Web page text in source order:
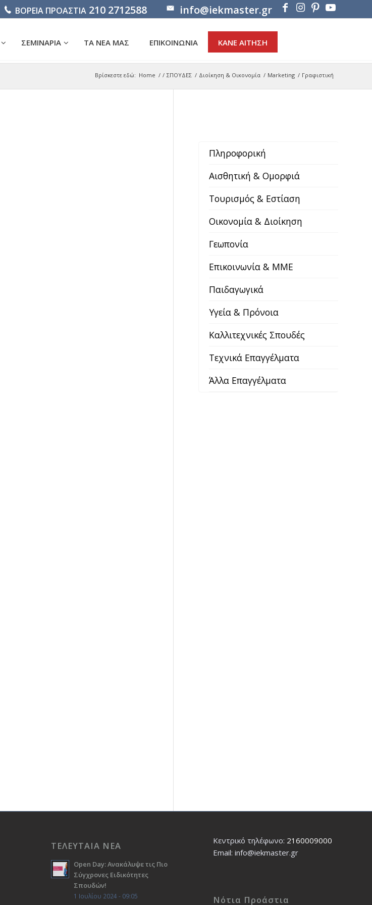
ΒΟΡΕΙΑ ΠΡΟΑΣΤΙΑ 210 2712588 info@iekmaster.gr
ΣΕΜΙΝΑΡΙΑ ΤΑ ΝΕΑ ΜΑΣ ΕΠΙΚΟΙΝΩΝΙΑ ΚΑΝΕ ΑΙΤΗΣΗ
Βρίσκεστε εδώ: Home / / ΣΠΟΥΔΕΣ / Διοίκηση & Οικονομία / Marketing / Γραφιστική
Πληροφορική
Αισθητική & Ομορφιά
Τουρισμός & Εστίαση
Οικονομία & Διοίκηση
Γεωπονία
Επικοινωνία & ΜΜΕ
Παιδαγωγικά
Υγεία & Πρόνοια
Καλλιτεχνικές Σπουδές
Τεχνικά Επαγγέλματα
Άλλα Επαγγέλματα
ΤΕΛΕΥΤΑΙΑ ΝΕΑ
Open Day: Ανακάλυψε τις Πιο
Σύγχρονες Ειδικότητες
Σπουδών!
1 Ιουλίου 2024 - 09:05
Κεντρικό τηλέφωνο: 2160009000
Εmail: info@iekmaster.gr
Νότια Προάστια